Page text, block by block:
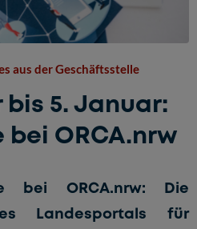
bis 5. Januar:
ORCA.nrw
aus der Geschäftsstelle
bei ORCA.nrw: Die
Landesportals für